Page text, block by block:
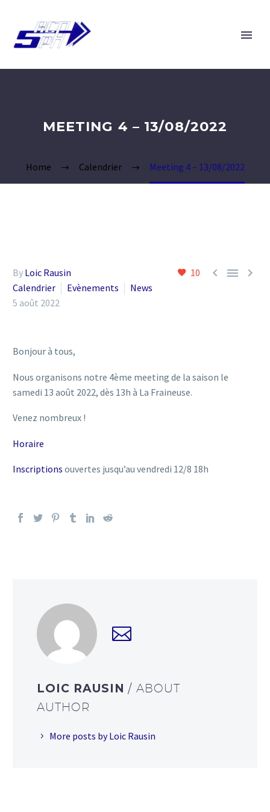
MEETING 4 – 13/08/2022
Home Calendrier Meeting 4 – 13/08/2022
10   
By Loic Rausin
Calendrier
Evènements
News
5 août 2022
Bonjour à tous,
Nous organisons notre 4ème meeting de la saison le
samedi 13 août 2022, dès 13h à La Fraineuse.
Venez nombreux !
Horaire
Inscriptions ouvertes jusqu’au vendredi 12/8 18h
LOIC RAUSIN/ ABOUT
AUTHOR
More posts by Loic Rausin